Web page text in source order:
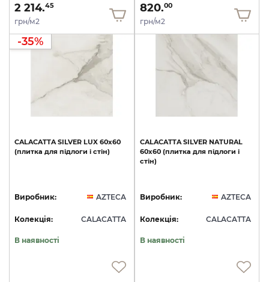
2 214.45
грн/м2
820.00
грн/м2
-35%
CALACATTA SILVER LUX 60x60
(плитка для підлоги і стін)
Виробник: AZTECA
Колекція: CALACATTA
В наявності
CALACATTA SILVER NATURAL
60x60 (плитка для підлоги і
стін)
Виробник: AZTECA
Колекція: CALACATTA
В наявності